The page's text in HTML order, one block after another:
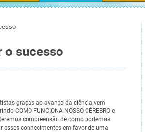
o sucesso
graças ao avanço da ciência vem
COMO FUNCIONA NOSSO CÉREBRO e
compreensão de como podemos
esses conhecimentos em favor de uma